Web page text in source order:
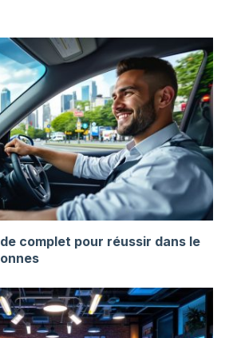
complet pour réussir dans le